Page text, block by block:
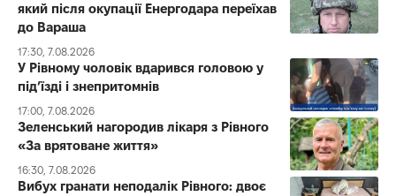
який після окупації Енергодара переїхав
до Вараша
17:30, 7.08.2026
У Рівному чоловік вдарився головою у
під’їзді і знепритомнів
17:00, 7.08.2026
Зеленський нагородив лікаря з Рівного
«За врятоване життя»
16:30, 7.08.2026
Вибух гранати неподалік Рівного: двоє